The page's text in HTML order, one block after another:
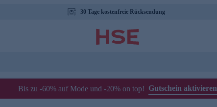
30 Tage kostenfreie Rücksendung
Bis zu -60% auf Mode und -20% on top! Gutschein aktivieren